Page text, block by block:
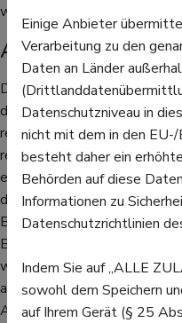
werden können.
Akustische
Das klingt vielleicht
dass bestimmte Geräusche
reiner Ton mit 100 Hertz
regulieren und die
empfehlen auch, einfach mit
dem rechten oder dem
Beschallung soll das Gehirn
Bewegungssignalen
welche Hausmittel Ihnen
auch Placebos Erfolge
Ausprobieren von
Einige Anbieter
Verarbeitung zu den
Daten an Länder
Datenschutzniveau in
nicht mit dem in den
besteht daher ein
Behörden auf diese
Informationen zu
Datenschutzrichtlinien
Indem Sie auf „ALLE
sowohl dem Speichern
auf Ihrem Gerät (§ 25